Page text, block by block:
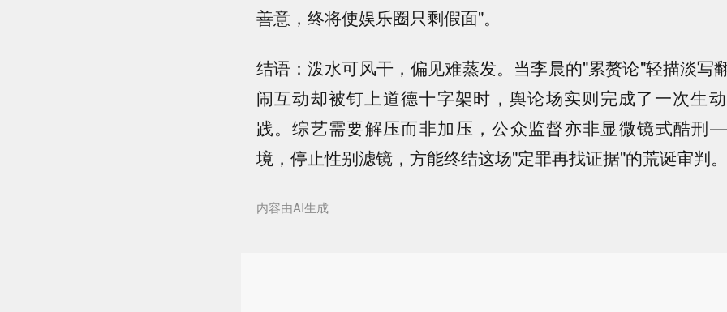
善意，终将使娱乐圈只剩假面"。
结语：泼水可风干，偏见难蒸发。当李晨的"累赘论"轻描淡写
闹互动却被钉上道德十字架时，舆论场实则完成了一次生
践。综艺需要解压而非加压，公众监督亦非显微镜式酷
境，停止性别滤镜，方能终结这场"定罪再找证据"的荒诞审判。
内容由AI生成